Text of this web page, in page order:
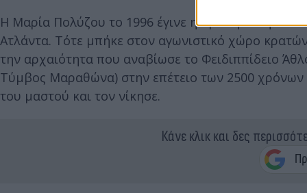
Η Μαρία Πολύζου το 1996 έγινε η πρώτη
Ατλάντα. Τότε μπήκε στον αγωνιστικό χώρο
την αρχαιότητα που αναβίωσε το Φειδιππίδειο
Τύμβος Μαραθώνα) στην επέτειο των 2500
του μαστού και τον νίκησε.
Κάνε κλικ και δες